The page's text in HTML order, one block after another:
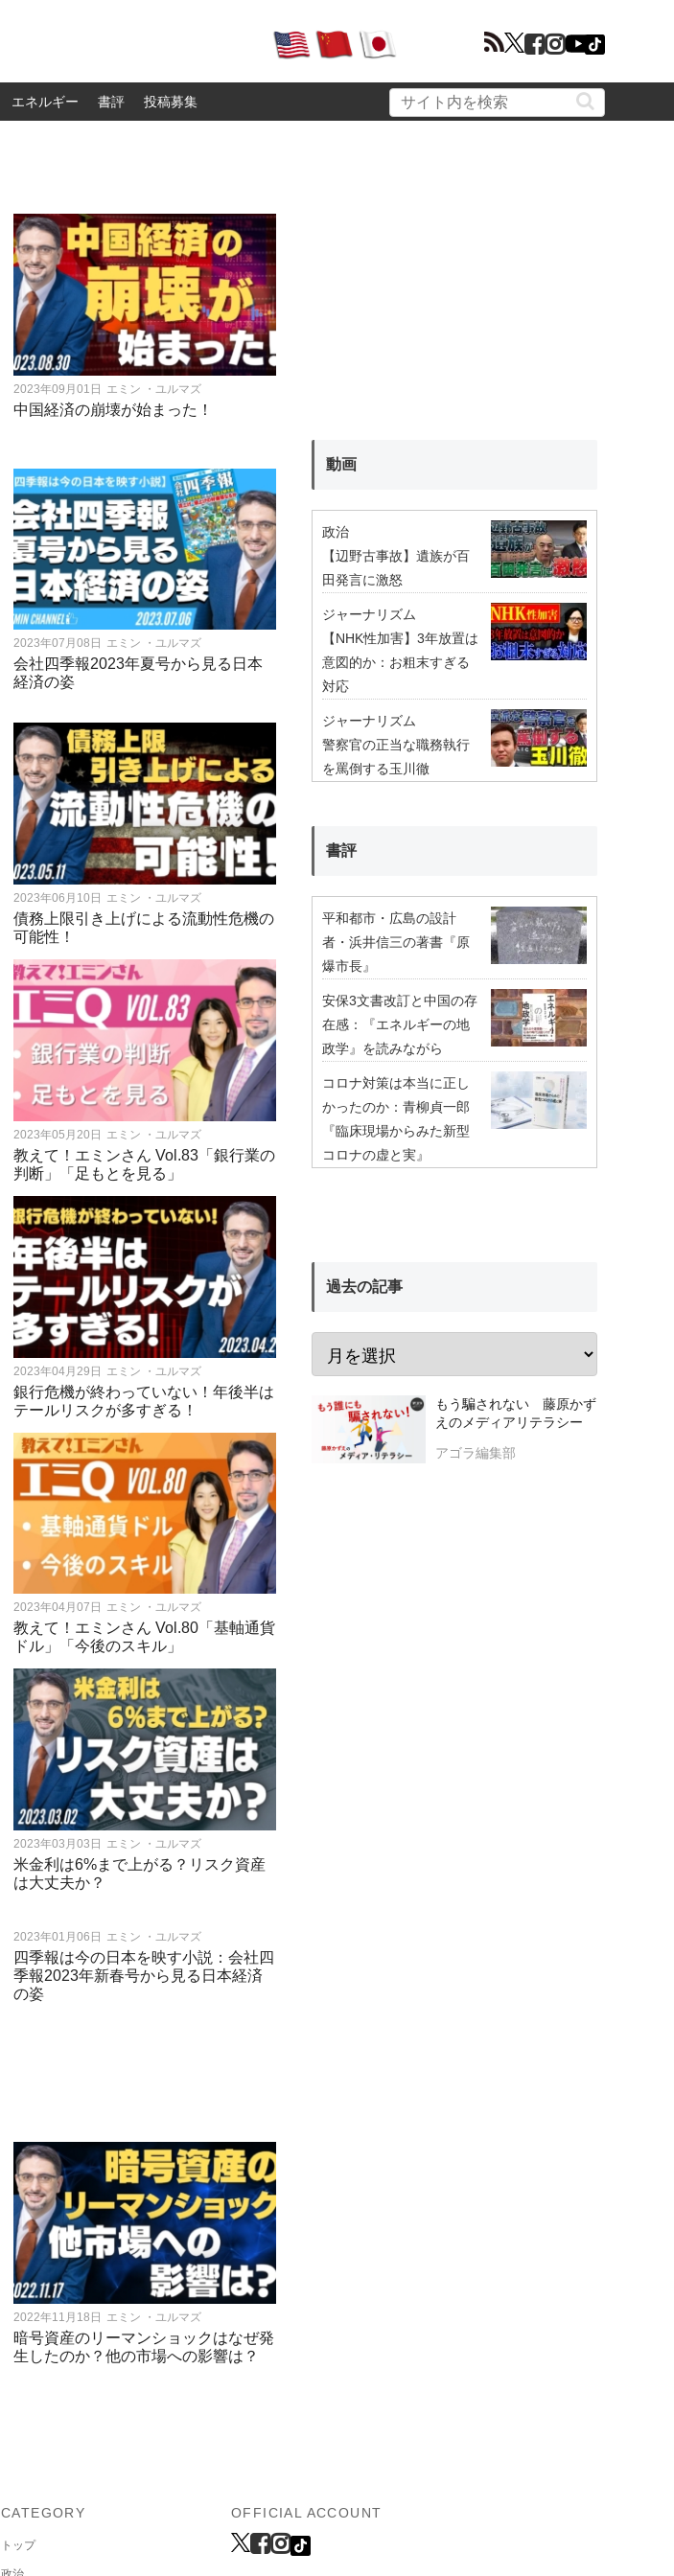
エネルギー 書評 投稿募集
2023年09月01日 エミン ・ユルマズ
中国経済の崩壊が始まった！
2023年07月08日 エミン ・ユルマズ
会社四季報2023年夏号から見る日本
経済の姿
2023年06月10日 エミン ・ユルマズ
債務上限引き上げによる流動性危機の
可能性！
2023年05月20日 エミン ・ユルマズ
教えて！エミンさん Vol.83「銀行業の
判断」「足もとを見る」
2023年04月29日 エミン ・ユルマズ
銀行危機が終わっていない！年後半は
テールリスクが多すぎる！
2023年04月07日 エミン ・ユルマズ
教えて！エミンさん Vol.80「基軸通貨
ドル」「今後のスキル」
2023年03月03日 エミン ・ユルマズ
米金利は6%まで上がる？リスク資産
は大丈夫か？
2023年01月06日 エミン ・ユルマズ
四季報は今の日本を映す小説：会社四
季報2023年新春号から見る日本経済
の姿
2022年11月18日 エミン ・ユルマズ
暗号資産のリーマンショックはなぜ発
生したのか？他の市場への影響は？
動画
政治
【辺野古事故】遺族が百
田発言に激怒
ジャーナリズム
【NHK性加害】3年放置は
意図的か：お粗末すぎる
対応
ジャーナリズム
警察官の正当な職務執行
を罵倒する玉川徹
書評
平和都市・広島の設計
者・浜井信三の著書『原
爆市長』
安保3文書改訂と中国の存
在感：『エネルギーの地
政学』を読みながら
コロナ対策は本当に正し
かったのか：青柳貞一郎
『臨床現場からみた新型
コロナの虚と実』
過去の記事
もう騙されない 藤原かず
えのメディアリテラシー
アゴラ編集部
CATEGORY
トップ
OFFICIAL ACCOUNT